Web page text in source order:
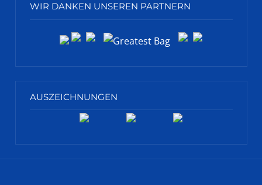
WIR DANKEN UNSEREN PARTNERN
AUSZEICHNUNGEN